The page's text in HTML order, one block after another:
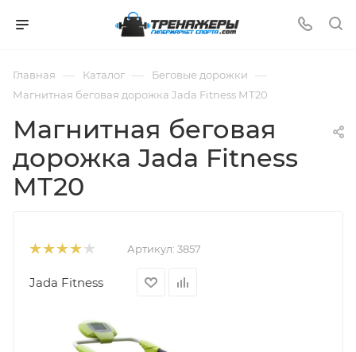
Главная — Каталог — Беговые дорожки —
Магнитная беговая дорожка Jada Fitness МТ20
Магнитная беговая
дорожка Jada Fitness
МТ20
Артикул: 3857
Jada Fitness